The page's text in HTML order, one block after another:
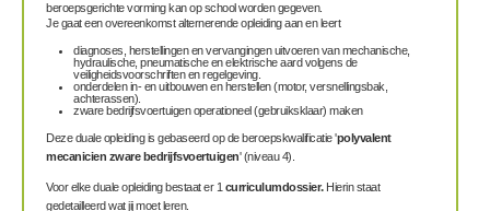
beroepsgerichte vorming kan op school worden gegeven.
Je gaat een overeenkomst alternerende opleiding aan en leert
diagnoses, herstellingen en vervangingen uitvoeren van mechanische,
hydraulische, pneumatische en elektrische aard volgens de
veiligheidsvoorschriften en regelgeving.
onderdelen in- en uitbouwen en herstellen (motor, versnellingsbak,
achterassen).
zware bedrijfsvoertuigen operationeel (gebruiksklaar) maken
Deze duale opleiding is gebaseerd op de beroepskwalificatie 'polyvalent
mecanicien zware bedrijfsvoertuigen' (niveau 4).
Voor elke duale opleiding bestaat er 1 curriculumdossier.Hierin staat
gedetailleerd wat jij moet leren.